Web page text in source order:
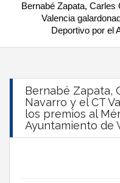
Bernabé Zapata,
Valencia
Deportivo por el
Bernabé Zapata,
Navarro y el CT
los premios al
Ayuntamiento de